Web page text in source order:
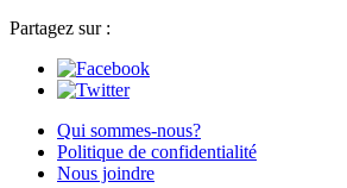
Partagez sur :
Qui sommes-nous?
Politique de confidentialité
Nous joindre